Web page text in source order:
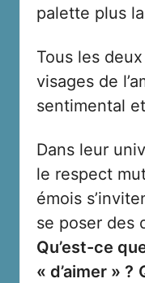
palette plus
Tous les
visages de
sentimental
Dans leur
le respect
émois
se poser des
Qu’est-ce
« d’aimer » ?